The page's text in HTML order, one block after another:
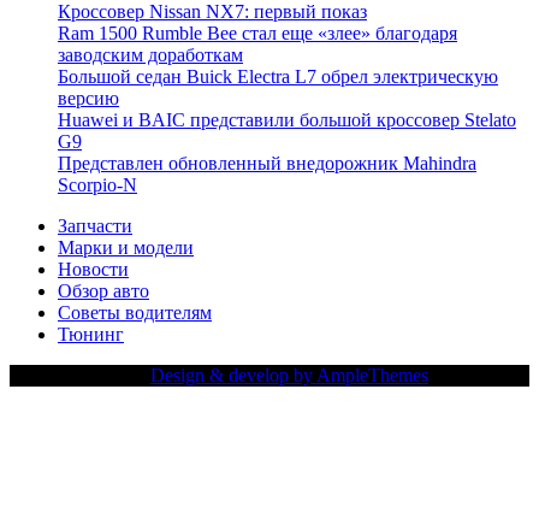
Кроссовер Nissan NX7: первый показ
Ram 1500 Rumble Bee стал еще «злее» благодаря
заводским доработкам
Большой седан Buick Electra L7 обрел электрическую
версию
Huawei и BAIC представили большой кроссовер Stelato
G9
Представлен обновленный внедорожник Mahindra
Scorpio-N
Запчасти
Марки и модели
Новости
Обзор авто
Советы водителям
Тюнинг
Design & develop by AmpleThemes